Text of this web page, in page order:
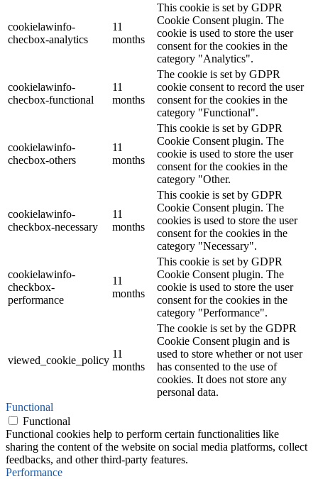
cookielawinfo-
checbox-analytics
11
months
This cookie is set by GDPR
Cookie Consent plugin. The
cookie is used to store the user
consent for the cookies in the
category "Analytics".
cookielawinfo-
checbox-functional
11
months
The cookie is set by GDPR
cookie consent to record the user
consent for the cookies in the
category "Functional".
cookielawinfo-
checbox-others
11
months
This cookie is set by GDPR
Cookie Consent plugin. The
cookie is used to store the user
consent for the cookies in the
category "Other.
cookielawinfo-
checkbox-necessary
11
months
This cookie is set by GDPR
Cookie Consent plugin. The
cookies is used to store the user
consent for the cookies in the
category "Necessary".
cookielawinfo-
checkbox-
performance
11
months
This cookie is set by GDPR
Cookie Consent plugin. The
cookie is used to store the user
consent for the cookies in the
category "Performance".
viewed_cookie_policy
11
months
The cookie is set by the GDPR
Cookie Consent plugin and is
used to store whether or not user
has consented to the use of
cookies. It does not store any
personal data.
Functional
Functional
Functional cookies help to perform certain functionalities like
sharing the content of the website on social media platforms, collect
feedbacks, and other third-party features.
Performance